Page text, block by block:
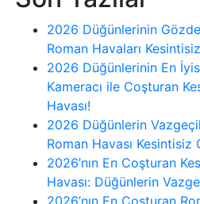
2026 Düğünlerinin
Roman Havaları
2026 Düğünlerinin En
Kameracı ile Coşturan
Havası!
2026 Düğünlerin
Roman Havası Kesintisiz
2026’nın En Coşturan
Havası: Düğünlerin
2026’nın En Coşturan